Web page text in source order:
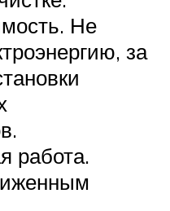
Не
за
работа.